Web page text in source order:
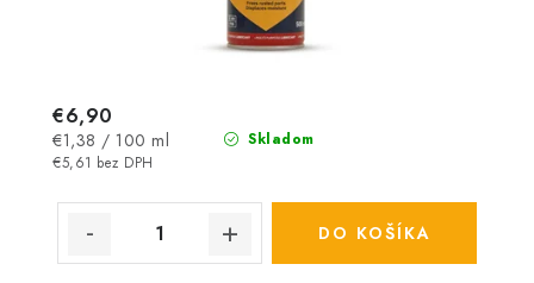
Skladom
€5,61 bez DPH
€6,90
Jednotková
cena:
€1,38 / 100 ml
DO KOŠÍKA